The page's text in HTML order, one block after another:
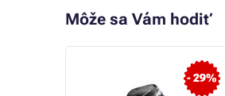
Môže sa Vám hodiť
- 29%